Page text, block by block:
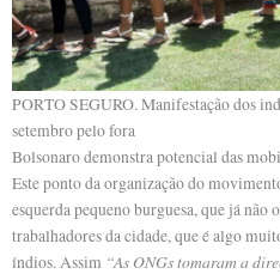
PORTO SEGURO. Manifestação dos
setembro pelo fora
Bolsonaro demonstra potencial das
Este ponto da organização do
esquerda pequeno burguesa, que já não
trabalhadores da cidade, que é algo
índios. Assim “As ONGs tomaram a